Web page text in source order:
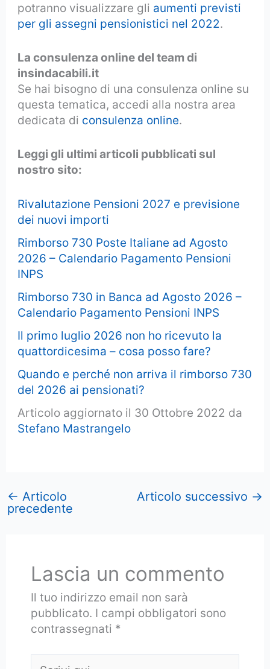
potranno visualizzare gli aumenti previsti
per gli assegni pensionistici nel 2022.
La consulenza online del team di
insindacabili.it
Se hai bisogno di una consulenza online su
questa tematica, accedi alla nostra area
dedicata di consulenza online.
Leggi gli ultimi articoli pubblicati sul
nostro sito:
Rivalutazione Pensioni 2027 e previsione
dei nuovi importi
Rimborso 730 Poste Italiane ad Agosto
2026 – Calendario Pagamento Pensioni
INPS
Rimborso 730 in Banca ad Agosto 2026 –
Calendario Pagamento Pensioni INPS
Il primo luglio 2026 non ho ricevuto la
quattordicesima – cosa posso fare?
Quando e perché non arriva il rimborso 730
del 2026 ai pensionati?
Articolo aggiornato il 30 Ottobre 2022 da
Stefano Mastrangelo
← Articolo
precedente
Articolo successivo →
Lascia un commento
Il tuo indirizzo email non sarà
pubblicato. I campi obbligatori sono
contrassegnati *